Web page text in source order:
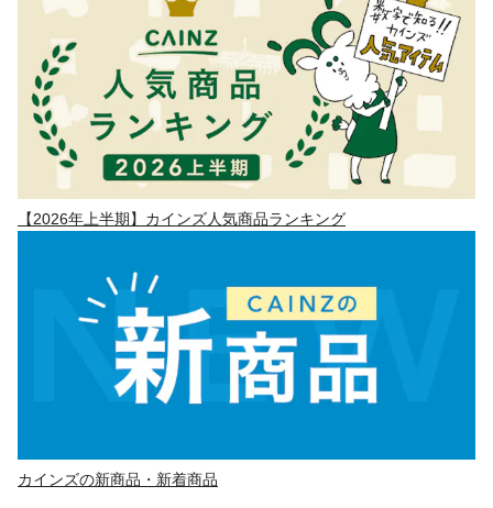
【2026年上半期】カインズ人気商品ランキング
カインズの新商品・新着商品